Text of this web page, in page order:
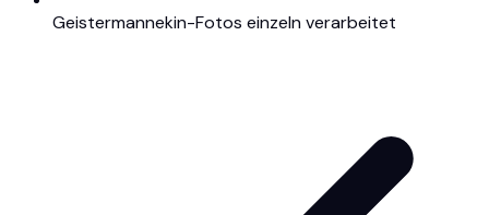
Geistermannekin-Fotos einzeln verarbeitet